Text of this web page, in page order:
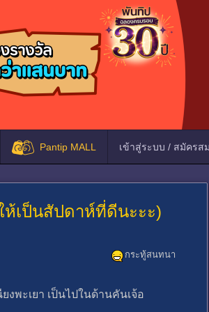
Pantip MALL เข้าสู่ระบบ / สมัครส
ห้เป็นสัปดาห์ที่ดีนะะะ)
กระทู้สนทนา
พะเยา เป็นไปในด้านคันเจ้อ